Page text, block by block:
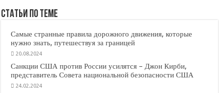
Статьи по Теме
Самые странные правила дорожного движения, которые
нужно знать, путешествуя за границей
20.08.2024
Санкции США против России усилятся – Джон Кирби,
представитель Совета национальной безопасности США
24.02.2024